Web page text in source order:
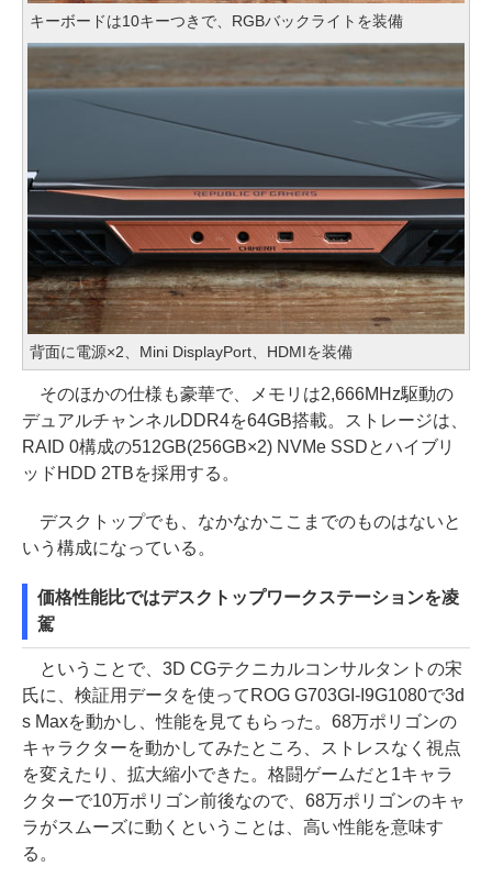
キーボードは10キーつきで、RGBバックライトを装備
背面に電源×2、Mini DisplayPort、HDMIを装備
そのほかの仕様も豪華で、メモリは2,666MHz駆動の
デュアルチャンネルDDR4を64GB搭載。ストレージは、
RAID 0構成の512GB(256GB×2) NVMe SSDとハイブリ
ッドHDD 2TBを採用する。
デスクトップでも、なかなかここまでのものはないと
いう構成になっている。
価格性能比ではデスクトップワークステーションを凌
駕
ということで、3D CGテクニカルコンサルタントの宋
氏に、検証用データを使ってROG G703GI-I9G1080で3d
s Maxを動かし、性能を見てもらった。68万ポリゴンの
キャラクターを動かしてみたところ、ストレスなく視点
を変えたり、拡大縮小できた。格闘ゲームだと1キャラ
クターで10万ポリゴン前後なので、68万ポリゴンのキャ
ラがスムーズに動くということは、高い性能を意味す
る。